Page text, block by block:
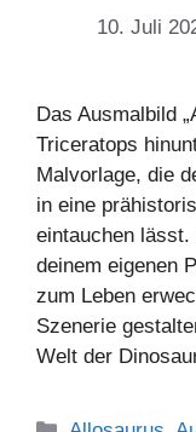
10. Juli
Das Ausmalbild
Triceratops
Malvorlage, die
in eine
eintauchen
deinem eigenen
zum Leben
Szenerie
Welt der
Kategorien